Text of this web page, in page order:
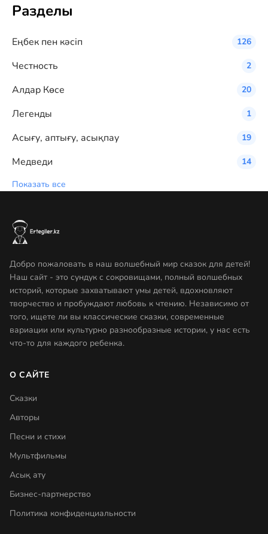
Разделы
Eңбек пен кәсіп 126
Честность 2
Алдар Көсе 20
Легенды 1
Асығу, аптығу, асықпау 19
Медведи
14
Показать все
Добро пожаловать в наш волшебный мир сказок для детей!
Наш сайт - это сундук с сокровищами, полный волшебных
историй, которые захватывают умы детей, вдохновляют
творчество и пробуждают любовь к чтению. Независимо от
того, ищете ли вы классические сказки, современные
вариации или культурно разнообразные истории, у нас есть
что-то для каждого ребенка.
О САЙТЕ
Сказки
Авторы
Песни и стихи
Мультфильмы
Асық ату
Бизнес-партнерство
Политика конфиденциальности